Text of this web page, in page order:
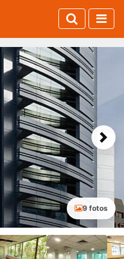
Next
9 fotos